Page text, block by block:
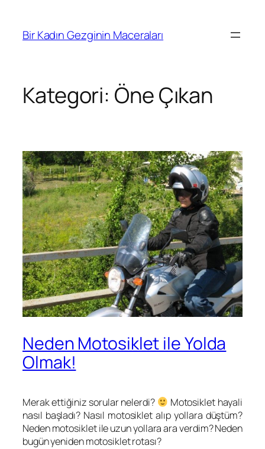
Bir Kadın Gezginin Maceraları
Kategori: Öne Çıkan
Neden Motosiklet ile Yolda
Olmak!
Merak ettiğiniz sorular nelerdi?
Motosiklet hayali
nasıl başladı? Nasıl motosiklet alıp yollara düştüm?
Neden motosiklet ile uzun yollara ara verdim? Neden
bugün yeniden motosiklet rotası?